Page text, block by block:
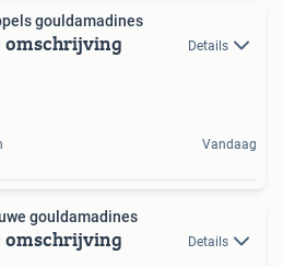
gouldamadines
omschrijving Details
Vandaag
gouldamadines
omschrijving Details